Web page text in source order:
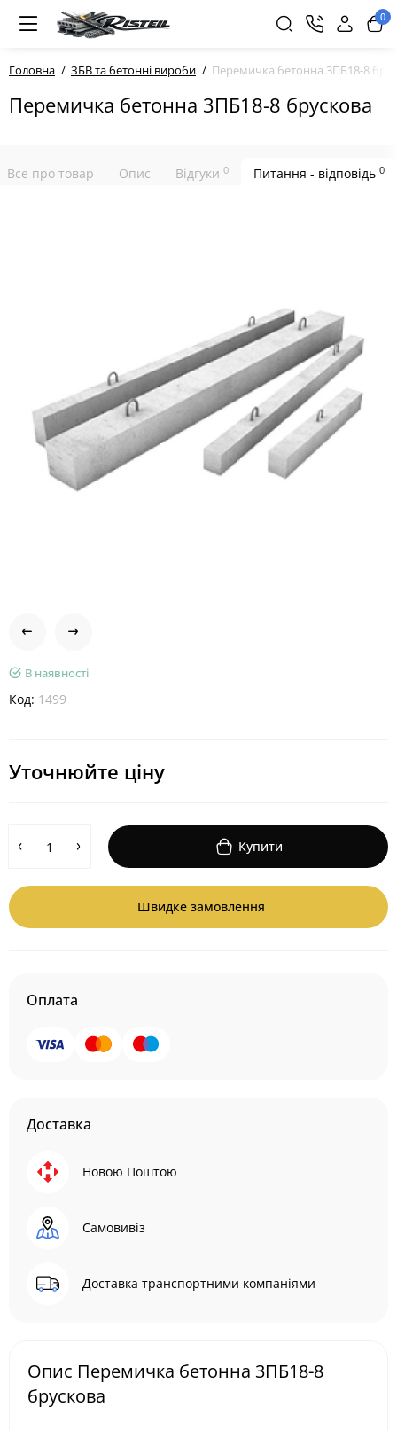
0
Головна ЗБВ та бетонні вироби Перемичка бетонна 3ПБ18-8
Перемичка бетонна 3ПБ18-8 брускова
Все про товар Опис Відгуки 0 Питання - відповідь 0
В наявності
Код: 1499
Уточнюйте ціну
Купити
Швидке замовлення
Оплата
Доставка
Новою Поштою
Самовивіз
Доставка транспортними компаніями
Опис Перемичка бетонна 3ПБ18-8
брускова